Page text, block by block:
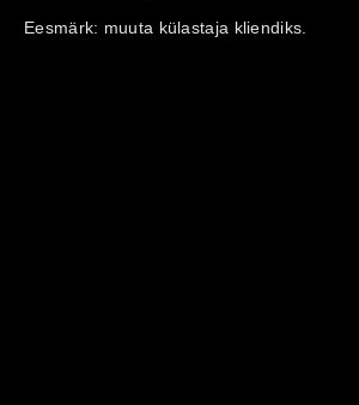
Eesmärk: muuta külastaja kliendiks.